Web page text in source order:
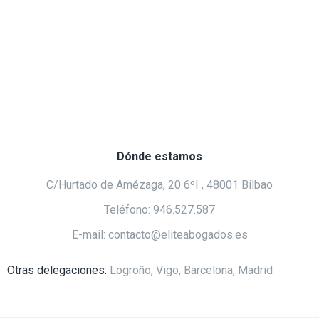
Dónde estamos
C/Hurtado de Amézaga, 20 6ºI , 48001 Bilbao
Teléfono: 946.527.587
E-mail: contacto@eliteabogados.es
Otras delegaciones: Logroño, Vigo, Barcelona, Madrid